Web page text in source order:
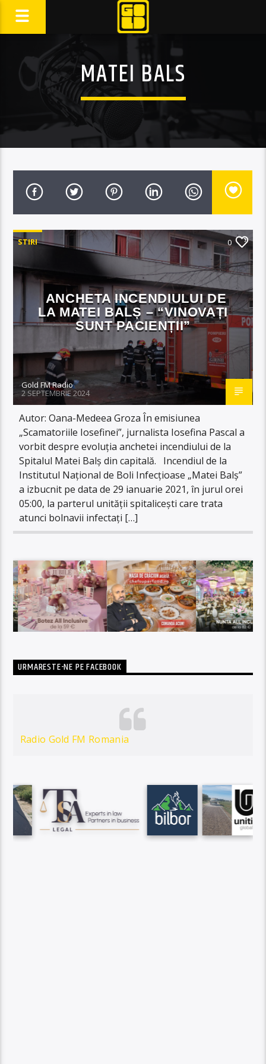
MATEI BALS
STIRI 0
ANCHETA INCENDIULUI DE
LA MATEI BALȘ – “VINOVAȚI
SUNT PACIENȚII”
Gold FM Radio
2 SEPTEMBRIE 2024
Autor: Oana-Medeea Groza În emisiunea
„Scamatoriile Iosefinei”, jurnalista Iosefina Pascal a
vorbit despre evoluția anchetei incendiului de la
Spitalul Matei Balș din capitală. Incendiul de la
Institutul Național de Boli Infecțioase „Matei Balș”
a izbucnit pe data de 29 ianuarie 2021, în jurul orei
05:00, la parterul unității spitalicești care trata
atunci bolnavii infectați […]
URMARESTE-NE PE FACEBOOK
Radio Gold FM Romania